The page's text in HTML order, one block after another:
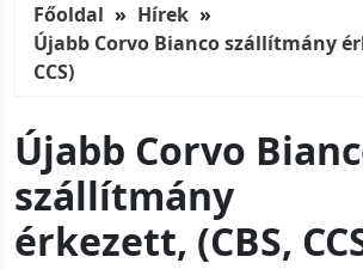
Főoldal
Hírek
Újabb Corvo Bianco szállítmány
CCS)
Újabb Corvo
szállítmány
érkezett, (CBS,